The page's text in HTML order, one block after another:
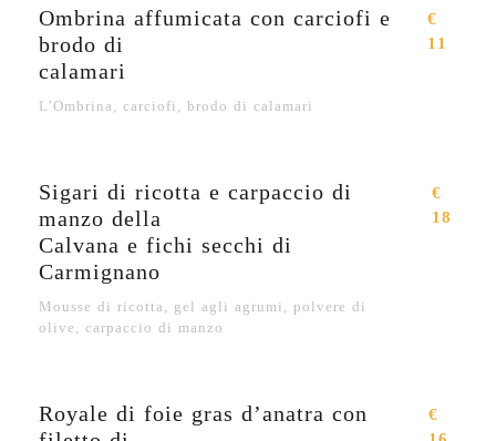
Ombrina affumicata con carciofi e
brodo di
calamari
L’Ombrina, carciofi, brodo di calamari
€
11
Sigari di ricotta e carpaccio di
manzo della
Calvana e fichi secchi di
Carmignano
Mousse di ricotta, gel agli agrumi, polvere di
olive, carpaccio di manzo
€
18
Royale di foie gras d’anatra con
€